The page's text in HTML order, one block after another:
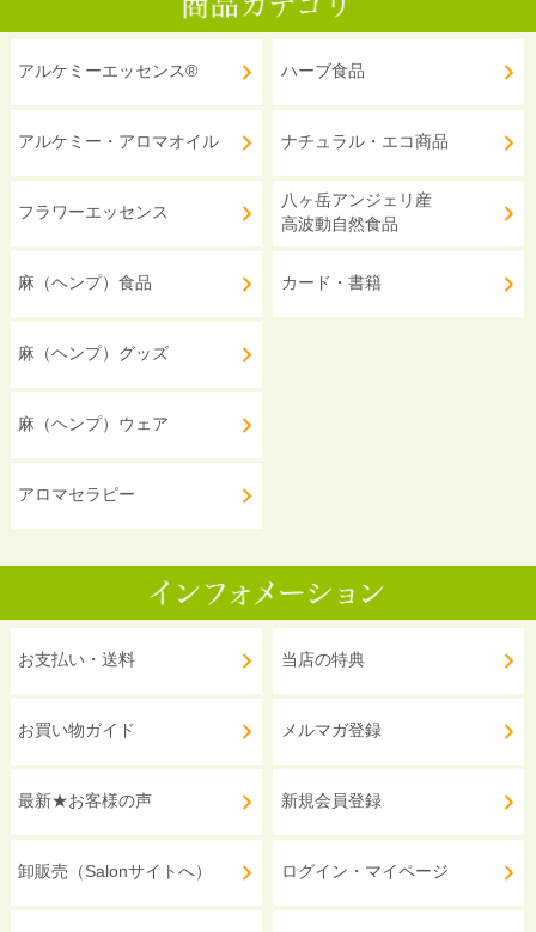
アルケミーエッセンス®
アルケミー・アロマオイル
フラワーエッセンス
麻（ヘンプ）食品
麻（ヘンプ）グッズ
麻（ヘンプ）ウェア
アロマセラピー
ハーブ食品
ナチュラル・エコ商品
八ヶ岳アンジェリ産
高波動自然食品
カード・書籍
お支払い・送料
お買い物ガイド
最新★お客様の声
卸販売（Salonサイトへ）
当店の特典
メルマガ登録
新規会員登録
ログイン・マイページ